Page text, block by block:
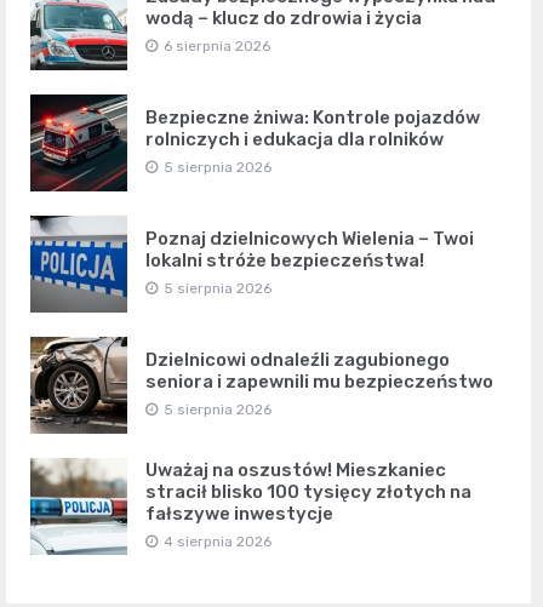
wodą – klucz do zdrowia i życia
6 sierpnia 2026
Bezpieczne żniwa: Kontrole pojazdów
rolniczych i edukacja dla rolników
5 sierpnia 2026
Poznaj dzielnicowych Wielenia – Twoi
lokalni stróże bezpieczeństwa!
5 sierpnia 2026
Dzielnicowi odnaleźli zagubionego
seniora i zapewnili mu bezpieczeństwo
5 sierpnia 2026
Uważaj na oszustów! Mieszkaniec
stracił blisko 100 tysięcy złotych na
fałszywe inwestycje
4 sierpnia 2026